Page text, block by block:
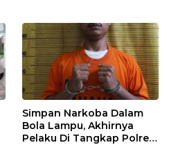
Simpan Narkoba Dalam
Bola Lampu, Akhirnya
Pelaku Di Tangkap Polres